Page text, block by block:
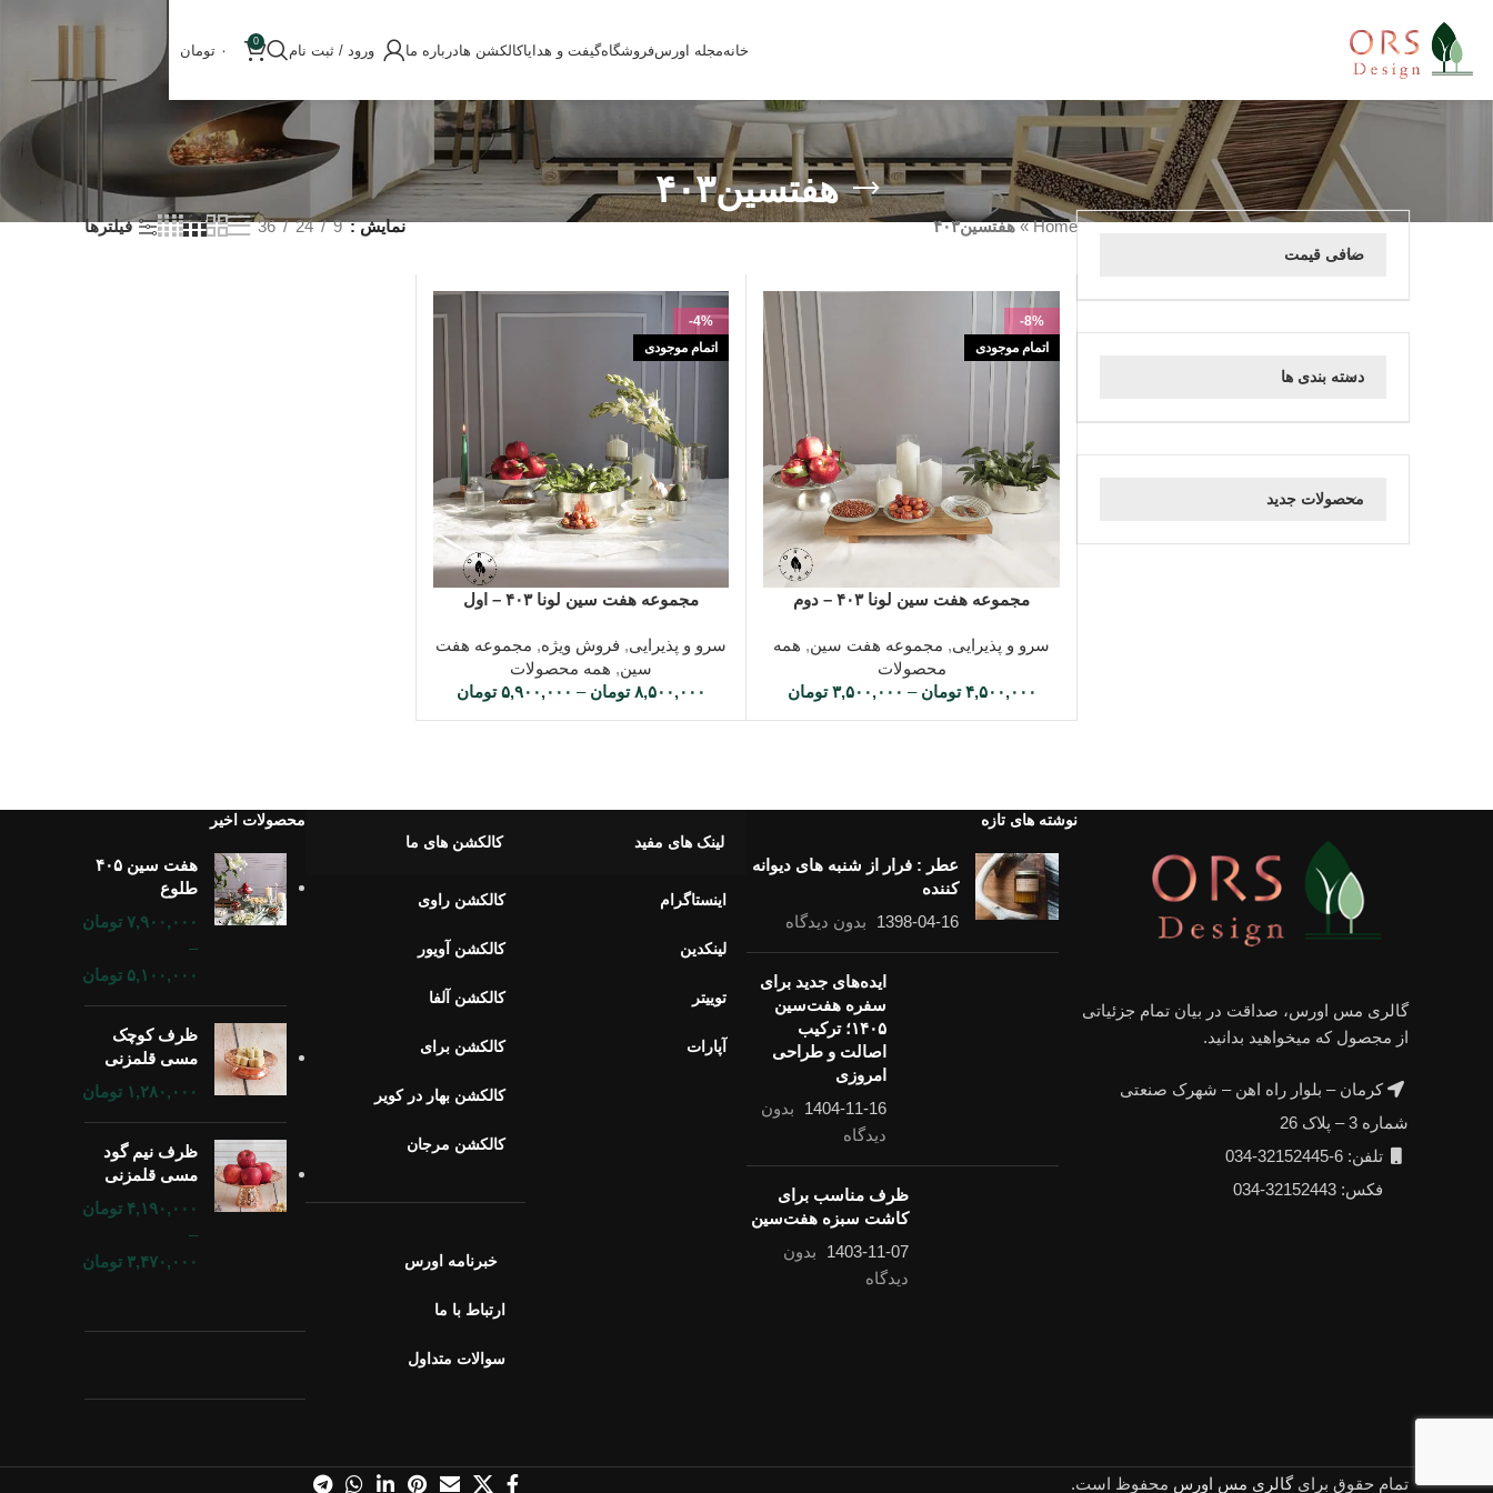
خانهمجله اورسفروشگاهگیفت و هدایاکالکشن هادرباره ما ورود / ثبت نام
0
۰ تومان
هفتسین۴۰۳
صافی قیمت
دسته بندی ها
محصولات جدید
Home
»هفتسین۴۰۳ نمایش 9
24
36 فیلترها
-8%
اتمام موجودی
انتخاب گزینه ها
مجموعه هفت سین لونا ۴۰۳ – دوم
سرو و پذیرایی, مجموعه هفت سین, همه
محصولات
۴,۵۰۰,۰۰۰ تومان – ۳,۵۰۰,۰۰۰ تومان
-4%
اتمام موجودی
انتخاب گزینه ها
مجموعه هفت سین لونا ۴۰۳ – اول
سرو و پذیرایی, فروش ویژه, مجموعه هفت
سین, همه محصولات
۸,۵۰۰,۰۰۰ تومان – ۵,۹۰۰,۰۰۰ تومان
گالری مس اورس، صداقت در بیان تمام جزئیاتی
از مجصول که میخواهید بدانید.
کرمان – بلوار راه اهن – شهرک صنعتی
شماره 3 – پلاک 26
تلفن: 6-32152445-034
فکس: 32152443-034
نوشته های تازه
عطر : فرار از شنبه های دیوانه
کننده
1398-04-16
بدون دیدگاه
ایده‌های جدید برای
سفره هفت‌سین
۱۴۰۵؛ ترکیب
اصالت و طراحی
امروزی
1404-11-16
بدون
دیدگاه
ظرف مناسب برای
کاشت سبزه هفت‌سین
1403-11-07
بدون
دیدگاه
لینک های مفید
اینستاگرام
لینکدین
توییتر
آپارات
کالکشن های ما
کالکشن راوی
کالکشن آویور
کالکشن آلفا
کالکشن برای
کالکشن بهار در کویر
کالکشن مرجان
خبرنامه اورس
ارتباط با ما
سوالات متداول
محصولات اخیر
هفت سین ۴۰۵
طلوع
۷,۹۰۰,۰۰۰ تومان
–
۵,۱۰۰,۰۰۰ تومان
ظرف کوچک
مسی قلمزنی
۱,۲۸۰,۰۰۰ تومان
ظرف نیم گود
مسی قلمزنی
۴,۱۹۰,۰۰۰ تومان
–
۳,۴۷۰,۰۰۰ تومان
تمام حقوق برایگالری مس اورس محفوظ است.